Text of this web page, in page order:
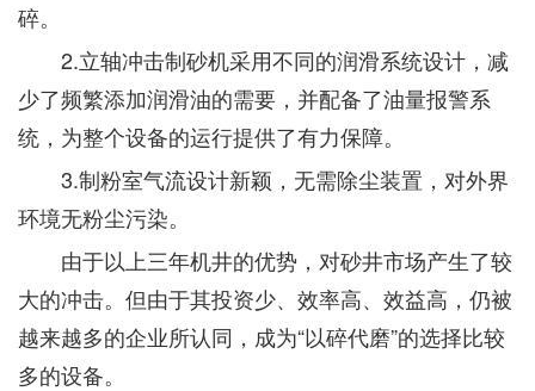
碎。
2.立轴冲击制砂机采用不同的润滑系统设计，减
少了频繁添加润滑油的需要，并配备了油量报警系
统，为整个设备的运行提供了有力保障。
3.制粉室气流设计新颖，无需除尘装置，对外界
环境无粉尘污染。
由于以上三年机井的优势，对砂井市场产生了较
大的冲击。但由于其投资少、效率高、效益高，仍被
越来越多的企业所认同，成为“以碎代磨”的选择比较
多的设备。